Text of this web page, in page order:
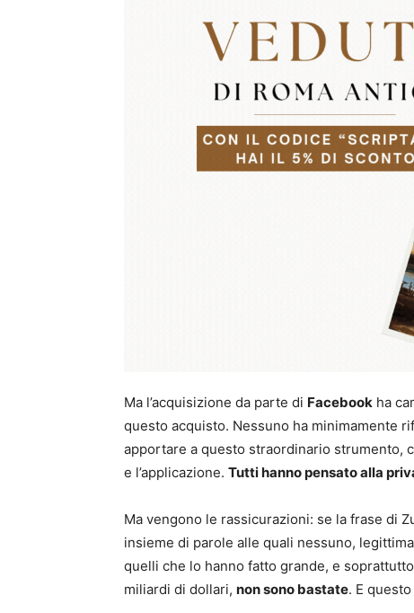
Ma l’acquisizione da parte di Facebook ha
questo acquisto. Nessuno ha minimamente
apportare a questo straordinario strumento,
e l’applicazione. Tutti hanno pensato alla
Ma vengono le rassicurazioni: se la frase di
insieme di parole alle quali nessuno,
quelli che lo hanno fatto grande, e
miliardi di dollari, non sono bastate. E